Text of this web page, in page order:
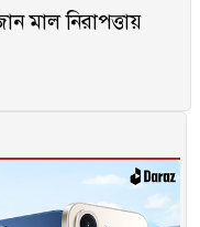
মাল নিরাপত্তায়